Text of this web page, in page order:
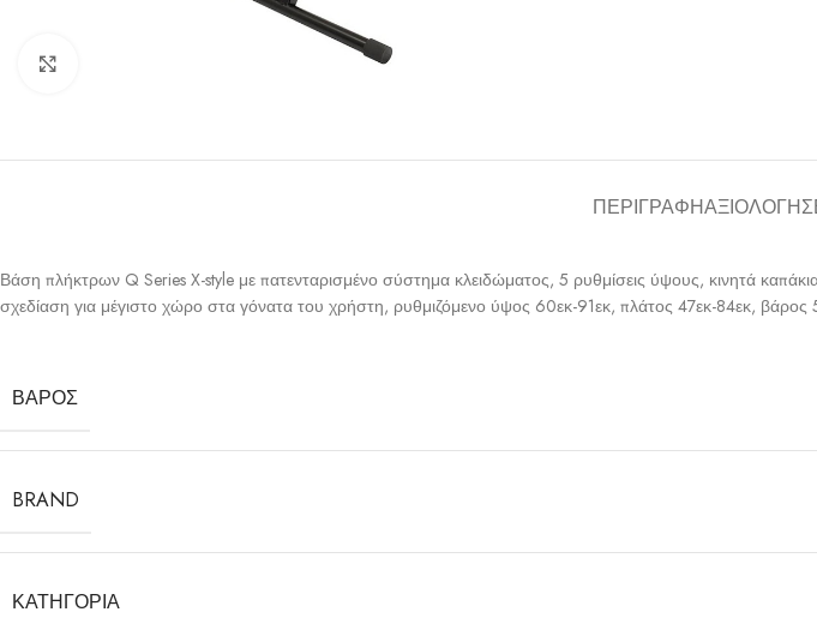
ΠΕΡΙΓΡΑΦΉ
Βάση πλήκτρων Q Series X-style με πατενταρισμένο σύστημα κλειδώματος, 5 ρυθμίσεις ύψους, κινητά
σχεδίαση για μέγιστο χώρο στα γόνατα του χρήστη, ρυθμιζόμενο ύψος 60εκ-91εκ, πλάτος 47εκ-84εκ, βάρος
ΒΆΡΟΣ
BRAND
ΚΑΤΗΓΟΡΊΑ